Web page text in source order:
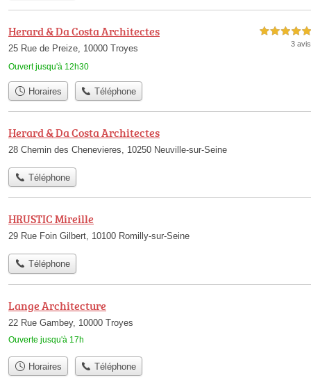
Herard & Da Costa Architectes
25 Rue de Preize, 10000 Troyes
Ouvert jusqu'à 12h30
5,0 étoiles sur 5
3 avis
Horaires Téléphone
Herard & Da Costa Architectes
28 Chemin des Chenevieres, 10250 Neuville-sur-Seine
Téléphone
HRUSTIC Mireille
29 Rue Foin Gilbert, 10100 Romilly-sur-Seine
Téléphone
Lange Architecture
22 Rue Gambey, 10000 Troyes
Ouverte jusqu'à 17h
Horaires Téléphone